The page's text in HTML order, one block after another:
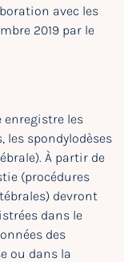
avec les
2019 par le
enregistre les
les spondylodèses
À partir de
(procédures
devront
dans le
des
ou dans la